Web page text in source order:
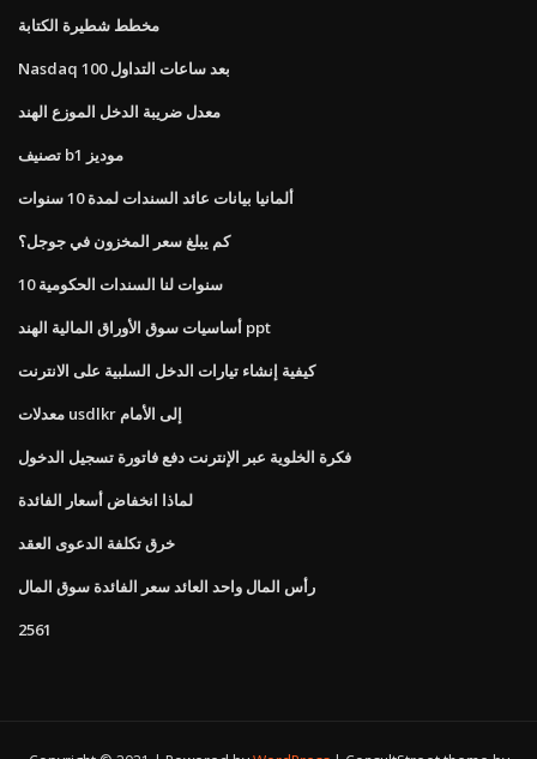
مخطط شطيرة الكتابة
Nasdaq 100 بعد ساعات التداول
معدل ضريبة الدخل الموزع الهند
تصنيف b1 موديز
ألمانيا بيانات عائد السندات لمدة 10 سنوات
كم يبلغ سعر المخزون في جوجل؟
10 سنوات لنا السندات الحكومية
أساسيات سوق الأوراق المالية الهند ppt
كيفية إنشاء تيارات الدخل السلبية على الانترنت
معدلات usdlkr إلى الأمام
فكرة الخلوية عبر الإنترنت دفع فاتورة تسجيل الدخول
لماذا انخفاض أسعار الفائدة
خرق تكلفة الدعوى العقد
رأس المال واحد العائد سعر الفائدة سوق المال
2561